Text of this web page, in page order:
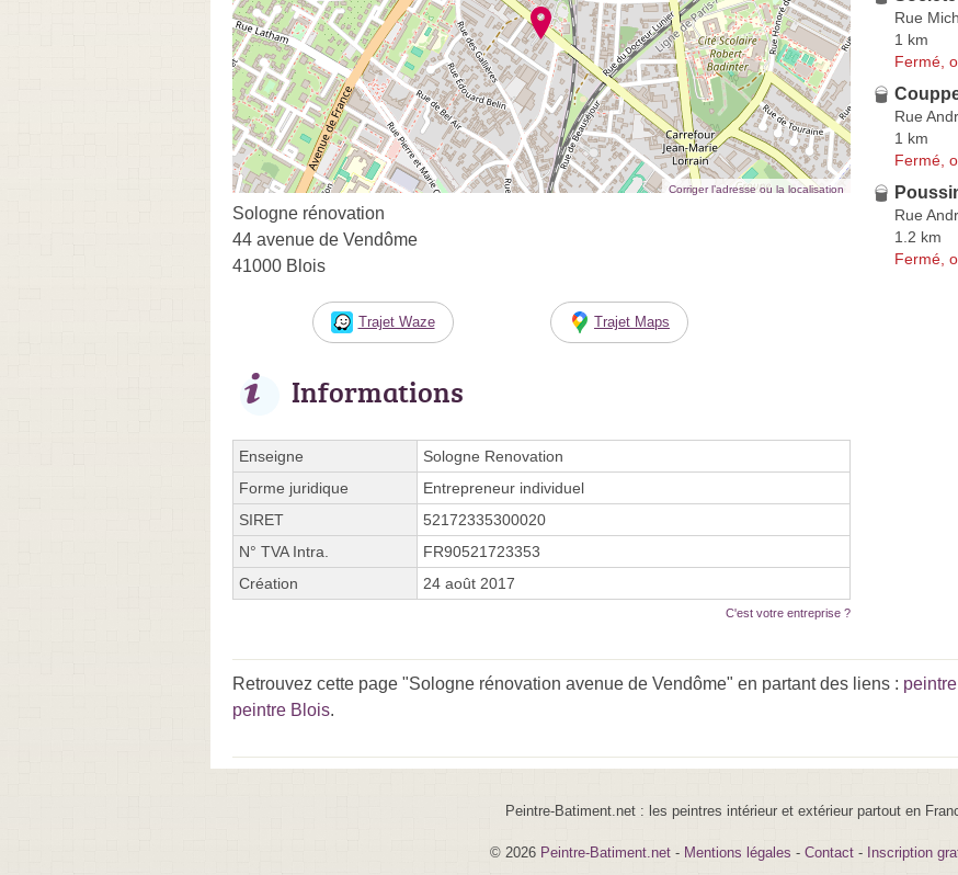
Corriger l’adresse ou la localisation
Sologne rénovation
44 avenue de Vendôme
41000 Blois
Trajet Waze Trajet Maps
Informations
Enseigne
Sologne Renovation
Forme juridique
Entrepreneur individuel
SIRET
52172335300020
N° TVA Intra.
FR90521723353
Création
24 août 2017
C'est votre entreprise ?
Rue
1 km
Fermé,
Rue
1 km
Fermé,
Rue
1.2 km
Fermé,
Retrouvez cette page "Sologne rénovation avenue de Vendôme" en partant des liens :
peintre Blois.
Peintre-Batiment.net : les peintres intérieur et extérieur partout en
© 2026 Peintre-Batiment.net - Mentions légales - Contact- Inscription